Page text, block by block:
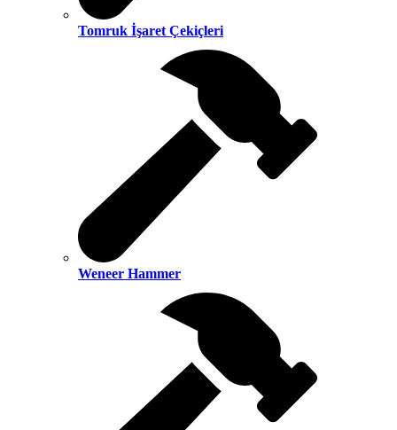
Tomruk İşaret Çekiçleri
Weneer Hammer